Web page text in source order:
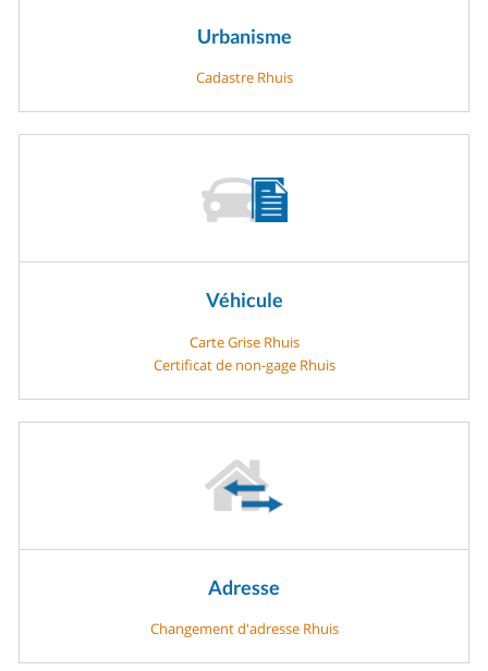
Urbanisme
Cadastre Rhuis
Véhicule
Carte Grise Rhuis
Certificat de non-gage Rhuis
Adresse
Changement d'adresse Rhuis